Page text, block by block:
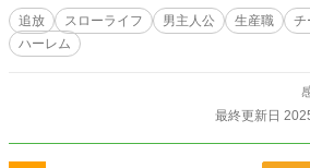
った青年が本当の居場所を見つける、ほのぼの工
ファンタジー！
追放 スローライフ 男主人公 生産職 チ
ハーレム
最終更新日